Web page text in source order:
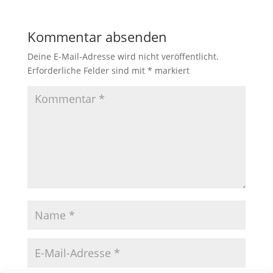
Kommentar absenden
Deine E-Mail-Adresse wird nicht veröffentlicht.
Erforderliche Felder sind mit * markiert